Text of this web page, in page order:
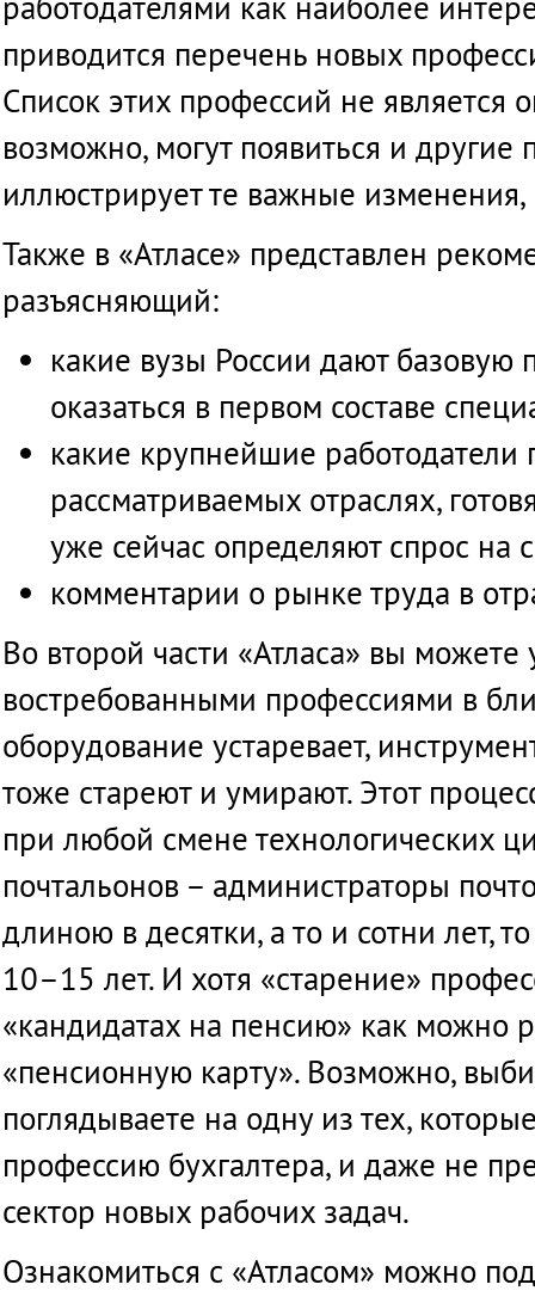
приводится перечень новых
Список этих профессий не является
возможно, могут появиться и другие
иллюстрируетте важные изменения,
Также в «Атласе» представлен
разъясняющий:
какие вузы России дают базовую
оказаться в первом составе
какие крупнейшие работодатели
рассматриваемых отраслях,
уже сейчас определяют спрос на
комментарии о рынке труда в
Во второй части «Атласа» вы можете
востребованными профессиями в
оборудование устаревает,
тоже стареюти умирают. Этот
при любой смене технологических
почтальонов – администраторы
длиною в десятки, а то и сотни лет,то
10–15 лет. И хотя «старение»
«кандидатах на пенсию» как можно
«пенсионную карту». Возможно,
поглядываете на одну из тех,
профессию бухгалтера, и даже не
сектор новых рабочих задач.
Ознакомиться с «Атласом» можно